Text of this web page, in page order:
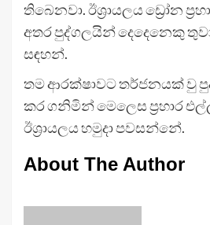
තිබෙනවා. ඊශ්‍රායලය ඩ්‍රෝන
අතර පුද්ගලයින් දෙදෙනෙකු
සඳහන්.
තම ආරක්ෂාවට තර්ජනයක් වු
කර ගනිමින් මෙලෙස ප්‍රහාර
ඊශ්‍රායලය හමුදා පවසන්නේ.
About The Author